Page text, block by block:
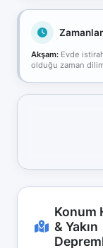
Akşam: Evde
olduğu zaman
Konum
& Yakın